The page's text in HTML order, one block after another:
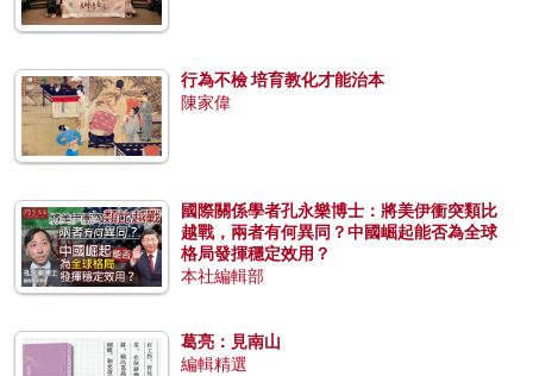
行為不檢 培育教化才能治本
陳家偉
國際關係學者孔永樂博士：將美伊衝突類比
越戰，兩者有何異同？中國崛起能否為全球
格局發揮穩定效用？
本社編輯部
葛亮：見南山
編輯精選